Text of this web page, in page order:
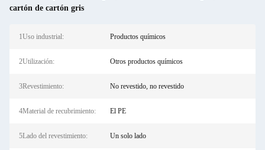
cartón de cartón gris
1Uso industrial: Productos químicos
2Utilización: Otros productos químicos
3Revestimiento: No revestido, no revestido
4Material de recubrimiento: El PE
5Lado del revestimiento: Un solo lado